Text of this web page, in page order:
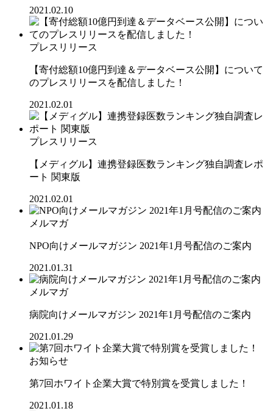
2021.02.10
プレスリリース
【寄付総額10億円到達＆データベース公開】について
のプレスリリースを配信しました！
2021.02.01
プレスリリース
【メディグル】連携登録医数ランキング独⾃調査レポ
ート 関東版
2021.02.01
メルマガ
NPO向けメールマガジン 2021年1月号配信のご案内
2021.01.31
メルマガ
病院向けメールマガジン 2021年1月号配信のご案内
2021.01.29
お知らせ
第7回ホワイト企業大賞で特別賞を受賞しました！
2021.01.18